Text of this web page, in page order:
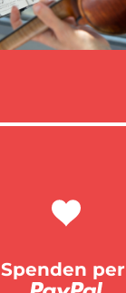
Spenden per